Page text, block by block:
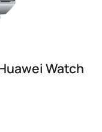
Watch